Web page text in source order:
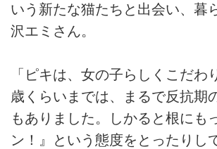
いう新たな猫たちと出会い、暮
沢エミさん。
「ピキは、女の子らしくこだわ
歳くらいまでは、まるで反抗期
もありました。しかると根にも
ン！』という態度をとったりし